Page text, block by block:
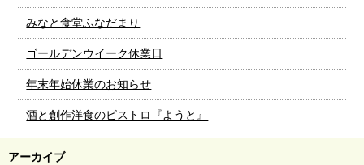
みなと食堂ふなだまり
ゴールデンウイーク休業日
年末年始休業のお知らせ
酒と創作洋食のビストロ『ようと』
アーカイブ